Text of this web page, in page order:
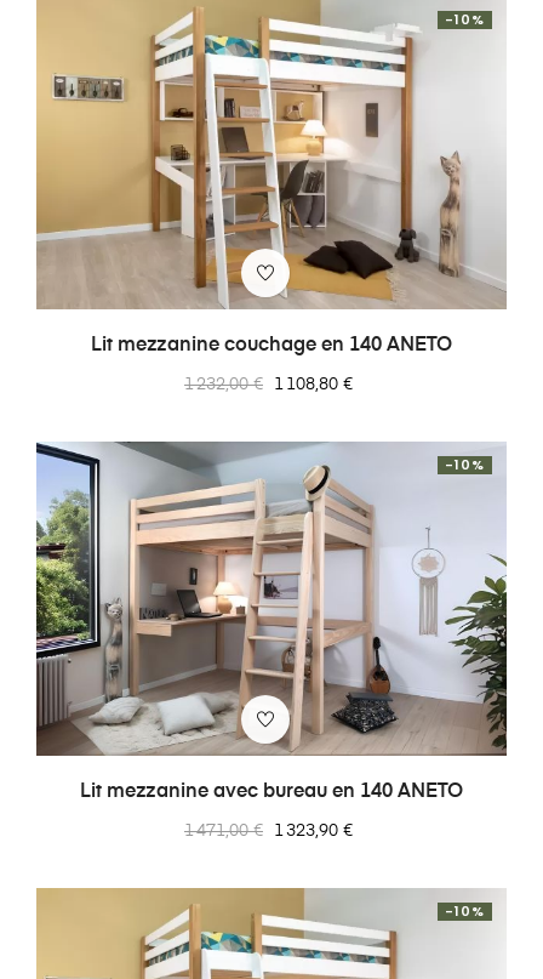
Lit mezzanine couchage en 140 ANETO
Prix
1 232,00 €
-10%
Prix
1 108,80 €
Lit mezzanine avec bureau en 140 ANETO
Prix
1 471,00 €
-10%
Prix
1 323,90 €
-10%